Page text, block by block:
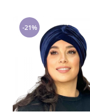
-21%